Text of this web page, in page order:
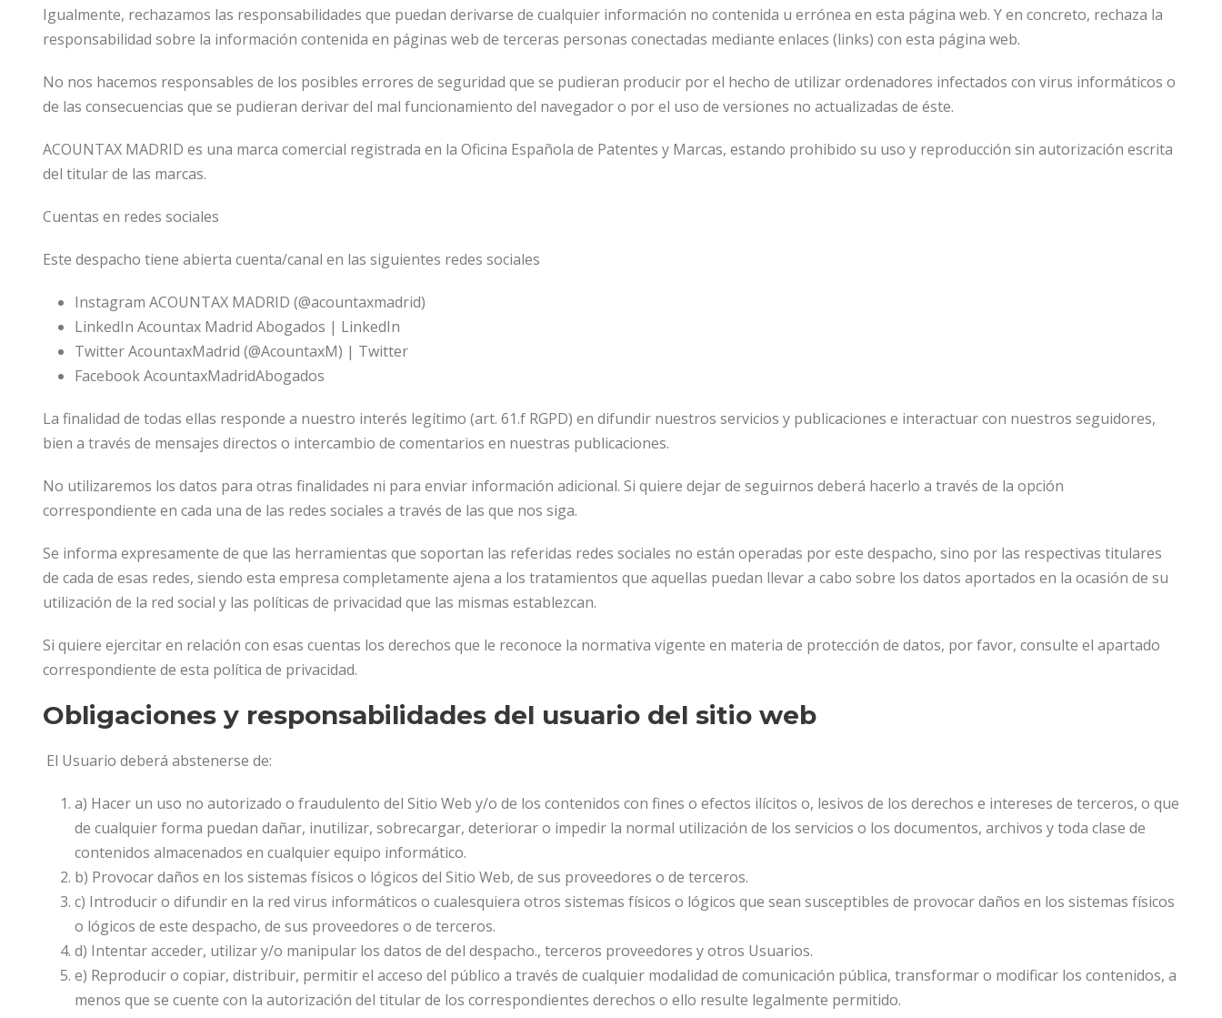
Igualmente, rechazamos las responsabilidades que puedan derivarse de cualquier información no contenida u errónea en esta página web. Y en concreto, rechaza la
responsabilidad sobre la información contenida en páginas web de terceras personas conectadas mediante enlaces (links) con esta página web.
No nos hacemos responsables de los posibles errores de seguridad que se pudieran producir por el hecho de utilizar ordenadores infectados con virus informáticos o
de las consecuencias que se pudieran derivar del mal funcionamiento del navegador o por el uso de versiones no actualizadas de éste.
ACOUNTAX MADRID es una marca comercial registrada en la Oficina Española de Patentes y Marcas, estando prohibido su uso y reproducción sin autorización escrita
del titular de las marcas.
Cuentas en redes sociales
Este despacho tiene abierta cuenta/canal en las siguientes redes sociales
Instagram ACOUNTAX MADRID (@acountaxmadrid)
LinkedIn Acountax Madrid Abogados | LinkedIn
Twitter AcountaxMadrid (@AcountaxM) | Twitter
Facebook AcountaxMadridAbogados
La finalidad de todas ellas responde a nuestro interés legítimo (art. 61.f RGPD) en difundir nuestros servicios y publicaciones e interactuar con nuestros seguidores,
bien a través de mensajes directos o intercambio de comentarios en nuestras publicaciones.
No utilizaremos los datos para otras finalidades ni para enviar información adicional. Si quiere dejar de seguirnos deberá hacerlo a través de la opción
correspondiente en cada una de las redes sociales a través de las que nos siga.
Se informa expresamente de que las herramientas que soportan las referidas redes sociales no están operadas por este despacho, sino por las respectivas titulares
de cada de esas redes, siendo esta empresa completamente ajena a los tratamientos que aquellas puedan llevar a cabo sobre los datos aportados en la ocasión de su
utilización de la red social y las políticas de privacidad que las mismas establezcan.
Si quiere ejercitar en relación con esas cuentas los derechos que le reconoce la normativa vigente en materia de protección de datos, por favor, consulte el apartado
correspondiente de esta política de privacidad.
Obligaciones y responsabilidades del usuario del sitio web
El Usuario deberá abstenerse de:
a) Hacer un uso no autorizado o fraudulento del Sitio Web y/o de los contenidos con fines o efectos ilícitos o, lesivos de los derechos e intereses de terceros, o que
de cualquier forma puedan dañar, inutilizar, sobrecargar, deteriorar o impedir la normal utilización de los servicios o los documentos, archivos y toda clase de
contenidos almacenados en cualquier equipo informático.
b) Provocar daños en los sistemas físicos o lógicos del Sitio Web, de sus proveedores o de terceros.
c) Introducir o difundir en la red virus informáticos o cualesquiera otros sistemas físicos o lógicos que sean susceptibles de provocar daños en los sistemas físicos
o lógicos de este despacho, de sus proveedores o de terceros.
d) Intentar acceder, utilizar y/o manipular los datos de del despacho., terceros proveedores y otros Usuarios.
e) Reproducir o copiar, distribuir, permitir el acceso del público a través de cualquier modalidad de comunicación pública, transformar o modificar los contenidos, a
menos que se cuente con la autorización del titular de los correspondientes derechos o ello resulte legalmente permitido.